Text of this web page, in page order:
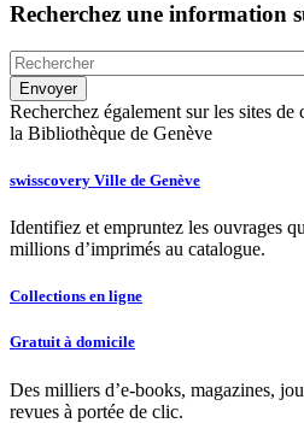
Recherchez une information
Recherchez également sur les sites
la Bibliothèque de Genève
swisscovery Ville de Genève
Identifiez et empruntez les ouvrages
millions d’imprimés au catalogue.
Collections en ligne
Gratuit à domicile
Des milliers d’e-books, magazines,
revues à portée de clic.